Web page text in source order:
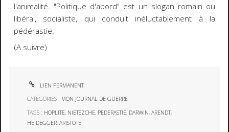
l'animalité. "Politique d'abord" est un slogan romain ou
libéral, socialiste, qui conduit inéluctablement à la
pédérastie.
(A suivre)
LIEN PERMANENT
CATÉGORIES : MON JOURNAL DE GUERRE
TAGS : HOPLITE, NIETSZCHE, PEDERASTIE, DARWIN,ARENDT,
HEIDEGGER,ARISTOTE